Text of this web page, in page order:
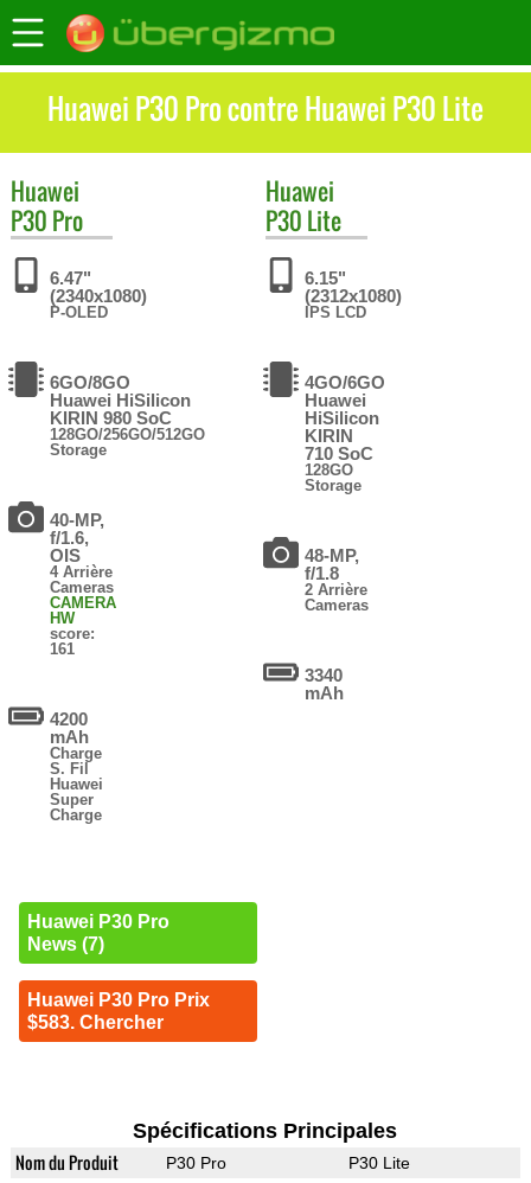
Huawei P30 Pro contre Huawei P30 Lite
Huawei
P30 Pro
6.47"
(2340x1080)
P-OLED
6GO/8GO
Huawei HiSilicon
KIRIN 980 SoC
128GO/256GO/512GO
Storage
40-MP,
f/1.6,
OIS
4 Arrière
Cameras
CAMERA
HW
score:
161
4200
mAh
Charge
S. Fil
Huawei
Super
Charge
Huawei P30 Pro
News (7)
Huawei P30 Pro Prix
$583. Chercher
Huawei
P30 Lite
6.15"
(2312x1080)
IPS LCD
4GO/6GO
Huawei
HiSilicon
KIRIN
710 SoC
128GO
Storage
48-MP,
f/1.8
2 Arrière
Cameras
3340
mAh
Spécifications Principales
Nom du Produit P30 Pro P30 Lite